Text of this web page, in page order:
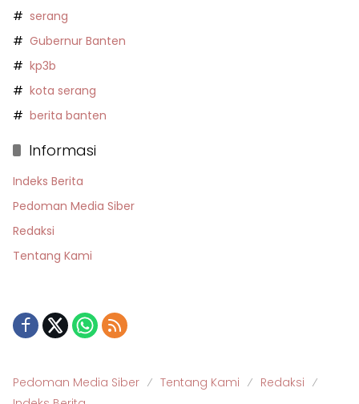
serang
Gubernur Banten
kp3b
kota serang
berita banten
Informasi
Indeks Berita
Pedoman Media Siber
Redaksi
Tentang Kami
Pedoman Media Siber Tentang Kami
Redaksi